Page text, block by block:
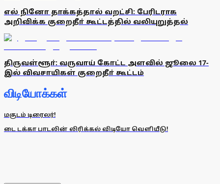
எல் நினோ தாக்கத்தால் வறட்சி: பேரிடராக
அறிவிக்க குறைதீா் கூட்டத்தில் வலியுறுத்தல்
திருவள்ளூா்: வருவாய் கோட்ட அளவில் ஜூலை 17-
இல் விவசாயிகள் குறைதீா் கூட்டம்
விடியோக்கள்
மகுடம் டிரைலர்!
டை டக்கா பாடலின் லிரிக்கல் விடியோ வெளியீடு!